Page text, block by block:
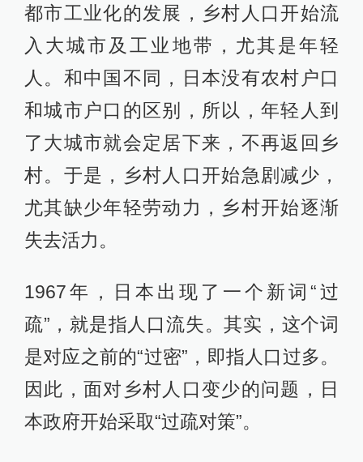
都市工业化的发展，乡村人口开始流
入大城市及工业地带，尤其是年轻
人。和中国不同，日本没有农村户口
和城市户口的区别，所以，年轻人到
了大城市就会定居下来，不再返回乡
村。于是，乡村人口开始急剧减少，
尤其缺少年轻劳动力，乡村开始逐渐
失去活力。
1967年，日本出现了一个新词“过
疏”，就是指人口流失。其实，这个词
是对应之前的“过密”，即指人口过多。
因此，面对乡村人口变少的问题，日
本政府开始采取“过疏对策”。